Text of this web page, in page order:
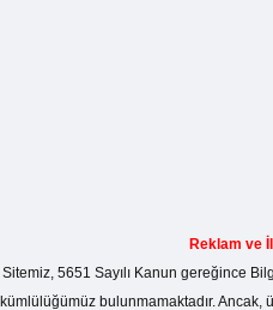
Reklam ve
Sitemiz, 5651 Sayılı Kanun gereğince
bulunmamaktadır.